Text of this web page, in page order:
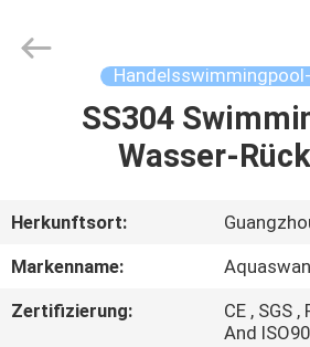
ÜBER
UNS
co,.ltd.
SS304
Wasser-
Herkunftsort:
Markenname:
Aquaswan
Zertifizierung:
CE , SGS ,
And